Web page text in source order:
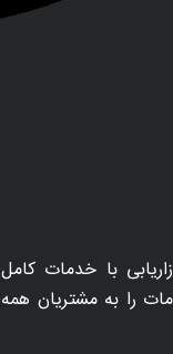
با خدمات کامل
از خدمات را به مشتریان همه